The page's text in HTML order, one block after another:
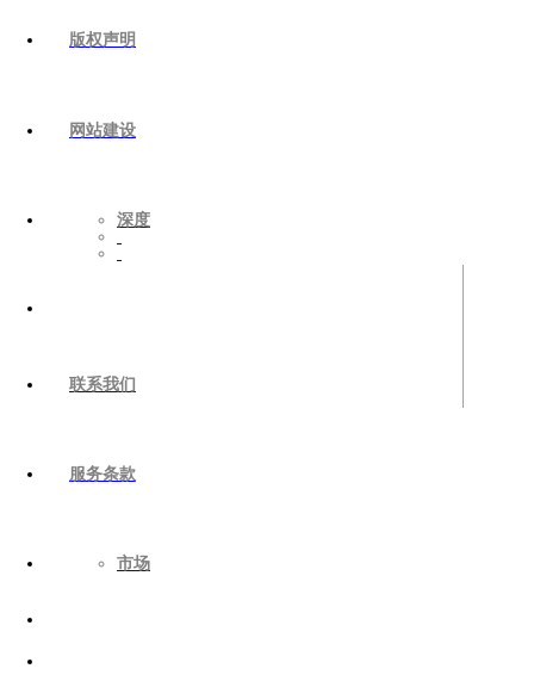
版权声明
网站建设
深度
联系我们
服务条款
市场